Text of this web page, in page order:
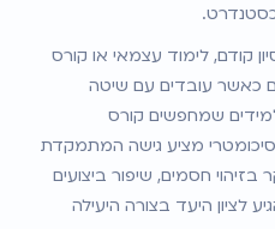
קודם, לימוד עצמאי או קורס
כאשר עובדים עם שיטה
שמחפשים קורס
מציע גישה המתמקדת
חסמים, שיפור ביצועים
לציון היעד בצורה היעילה